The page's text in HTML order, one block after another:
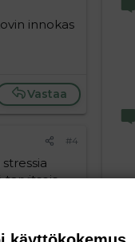
innokas
Vastaa
#4
ne